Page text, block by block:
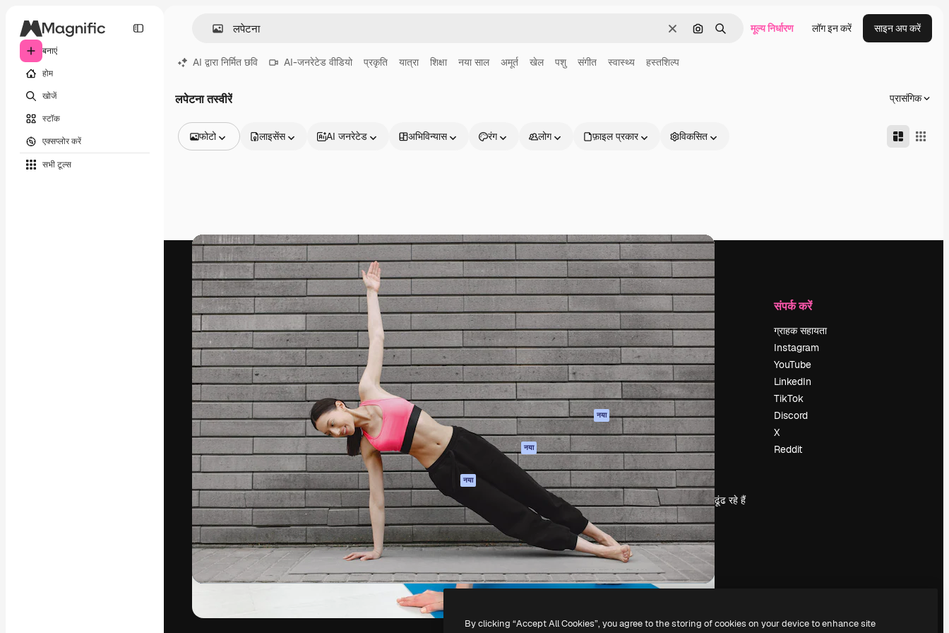
बनाएं
होम
खोजें
स्टॉक
एक्सप्लोर करें
सभी टूल्‍स
साफ़ इमेज से खोजें
खोजें मूल्य निर्धारण लॉग इन करें साइन अप करें
AI द्वारा निर्मित छवि AI-जनरेटेड वीडियो प्रकृति यात्रा शिक्षा नया साल अमूर्त खेल पशु संगीत स्वास्थ्य हस्तशिल्प
लपेटना तस्वीरें प्रासंगिक
फोटो
वीडियो
फ़ुटेज
मोशन ग्राफ़िक्स
वीडियो टेम्पलेट्स
आइकन
3D मॉडल
फ़ॉन्ट
लाइसेंस AI जनरेटेड अभिविन्यास रंग लोग फ़ाइल प्रकार विकसित
अपने बेहतरीन काम को बनाने के लिए क्रिएटिव प्लेटफॉर्म।
क्रिएटिव, एंटरप्राइजेज, एजेंसियों और स्टूडियो में 1
मिलियन से ज़्यादा सब्सक्राइबर।
हिन्दी
प्रोडक्ट्स
Spaces
AI सहायक
एआई इमेज जेनरेटर
AI वीडियो जनरेटर
एआई वॉयस जनरेटर
स्टॉक सामग्री
MCP
Claude/ChatGPT
नया
एजेंट नया
API
मोबाइल ऐप
सभी फ्रीपिक उपकरण
शुरू करें
Academy
दस्तावेज़ीकरण
सहायता
उपयोग की शर्तें
गोपनीयता नीति
ओरिजिनल्स नया
कुकीज़ नीति
ट्रस्ट सेंटर
एफिलिएट्स
बिज़नेस
कंपनी
मूल्य निर्धारण
हमारे बारे में
रिव्यू
करियर
खोज रुझान
ब्लॉग
घटनाक्रम
Slidesgo
सामग्री बेचें
प्रेस कक्ष
magnific.ai ढूंढ रहे हैं
संपर्क करें
ग्राहक सहायता
Instagram
YouTube
LinkedIn
TikTok
Discord
X
Reddit
Copyright © 2010-2026Freepik Company S.L.U.सर्वाधिकार सुरक्षित.
By clicking “Accept All Cookies”, you agree to the storing of cookies on your device to enhance site